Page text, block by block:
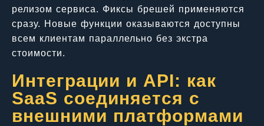
релизом сервиса. Фиксы брешей применяются
сразу. Новые функции оказываются доступны
всем клиентам параллельно без экстра
стоимости.
Интеграции и API: как
SaaS соединяется с
внешними платформами